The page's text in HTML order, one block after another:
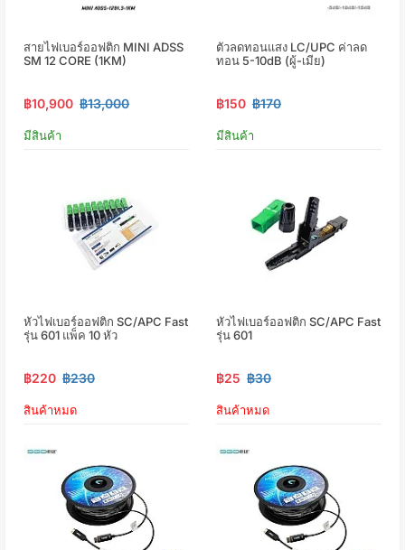
สายไฟเบอร์ออฟติก MINI ADSS
SM 12 CORE (1KM)
฿10,900 ฿13,000
มีสินค้า
ตัวลดทอนแสง LC/UPC ค่าลด
ทอน 5-10dB (ผู้-เมีย)
฿150 ฿170
มีสินค้า
หัวไฟเบอร์ออฟติก SC/APC Fast
รุ่น 601 แพ็ค 10 หัว
฿220 ฿230
สินค้าหมด
หัวไฟเบอร์ออฟติก SC/APC Fast
รุ่น 601
฿25 ฿30
สินค้าหมด